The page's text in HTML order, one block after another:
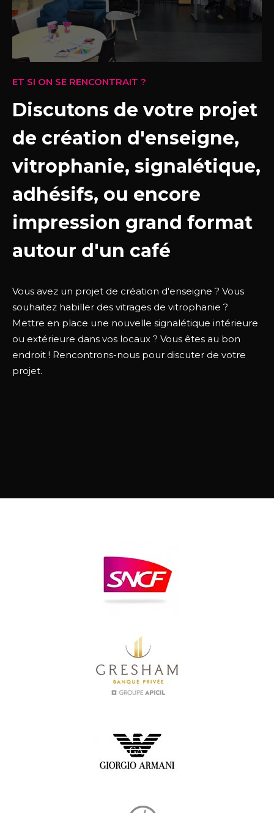
ET SI ON SE RENCONTRAIT ?
Discutons de votre projet
de création d'enseigne,
vitrophanie, signalétique,
adhésifs, ou encore
impression grand format
autour d'un café
Vous avez un projet de création d'enseigne ? Vous
souhaitez habiller des vitrages de vitrophanie ?
Mettre en place une nouvelle signalétique intérieure
ou extérieure dans vos locaux ? Vous êtes au bon
endroit ! Rencontrons-nous pour discuter de votre
projet.